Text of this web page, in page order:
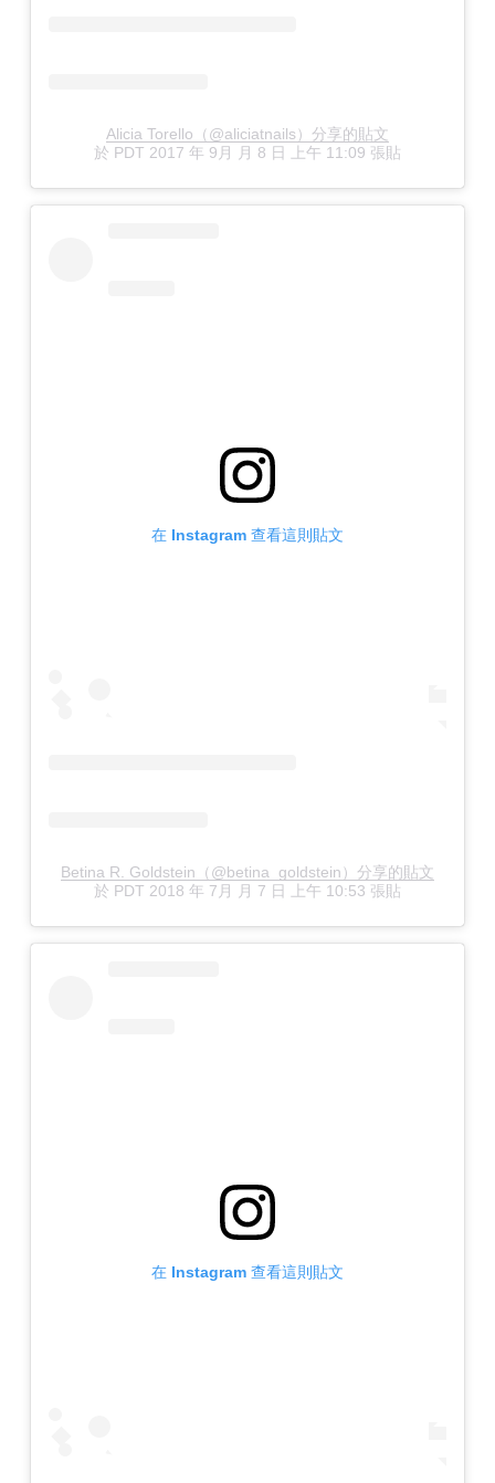
Alicia Torello（@aliciatnails）分享的貼文
於 PDT 2017 年 9月 月 8 日 上午 11:09 張貼
在 Instagram 查看這則貼文
Betina R. Goldstein（@betina_goldstein）分享的貼文
於 PDT 2018 年 7月 月 7 日 上午 10:53 張貼
在 Instagram 查看這則貼文